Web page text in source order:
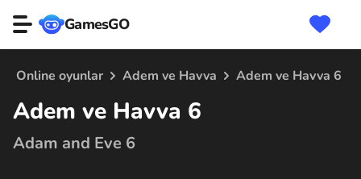
GamesGO
Online oyunlar Adem ve Havva Adem ve Havva 6
Adem ve Havva 6
Adam and Eve 6